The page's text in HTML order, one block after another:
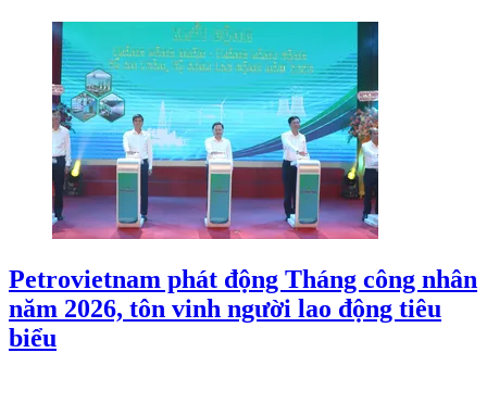
Petrovietnam phát động Tháng công nhân
năm 2026, tôn vinh người lao động tiêu
biểu